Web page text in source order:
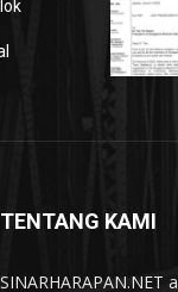
TENTANG KAMI